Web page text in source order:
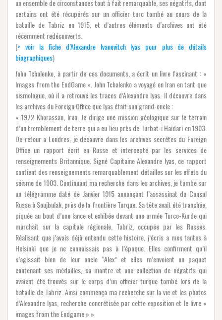
un ensemble de circonstances tout à fait remarquable, ses négatifs, dont
certains ont été récupérés sur un officier turc tombé au cours de la
bataille de Tabriz en 1915, et d’autres éléments d’archives ont été
récemment redécouverts.
(> voir la fiche d’Alexandre Ivanovitch Iyas pour plus de détails
biographiques)
John Tchalenko, à partir de ces documents, a écrit un livre fascinant : «
Images from the EndGame ». John Tchalenko a voyagé en Iran en tant que
sismologue, où il a retrouvé les traces d’Alexandre Iyas. Il découvre dans
les archives du Foreign Office que Iyas était son grand-oncle :
« 1972 Khorassan, Iran. Je dirige une mission géologique sur le terrain
d’un tremblement de terre qui a eu lieu près de Turbat-i Haidari en 1903.
De retour a Londres, je découvre dans les archives secrètes du Foreign
Office un rapport écrit en Russe et intercepté par les services de
renseignements Britannique. Signé Capitaine Alexandre Iyas, ce rapport
contient des renseignements remarquablement détailles sur les effets du
séisme de 1903. Continuant ma recherche dans les archives, je tombe sur
un télégramme daté de Janvier 1915 annonçant l’assassinat du Consul
Russe à Soujbulak, près de la frontière Turque. Sa tête avait été tranchée,
piquée au bout d’une lance et exhibée devant une armée Turco-Kurde qui
marchait sur la capitale régionale, Tabriz, occupée par les Russes.
Réalisant que j’avais déjà entendu cette histoire, j’écris a mes tantes à
Helsinki que je ne connaissais pas à l’époque. Elles confirment qu’il
s’agissait bien de leur oncle “Alex” et elles m’envoient un paquet
contenant ses médailles, sa montre et une collection de négatifs qui
avaient été trouvés sur le corps d’un officier turque tombé lors de la
bataille de Tabriz. Ainsi commença ma recherche sur la vie et les photos
d’Alexandre Iyas, recherche concrétisée par cette exposition et le livre «
images from the Endgame » »